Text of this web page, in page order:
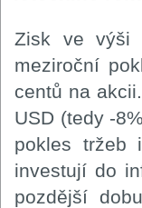
Zisk ve výši
meziroční
centů na
USD (tedy -
pokles tržeb
investují do
pozdější